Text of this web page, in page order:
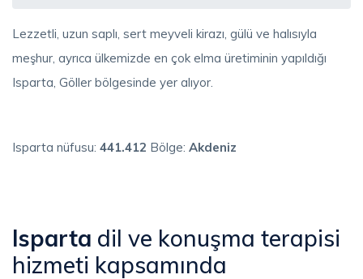
Lezzetli, uzun saplı, sert meyveli kirazı, gülü ve halısıyla
meşhur, ayrıca ülkemizde en çok elma üretiminin yapıldığı
Isparta, Göller bölgesinde yer alıyor.
Isparta nüfusu: 441.412 Bölge: Akdeniz
Isparta dil ve konuşma terapisi
hizmeti kapsamında